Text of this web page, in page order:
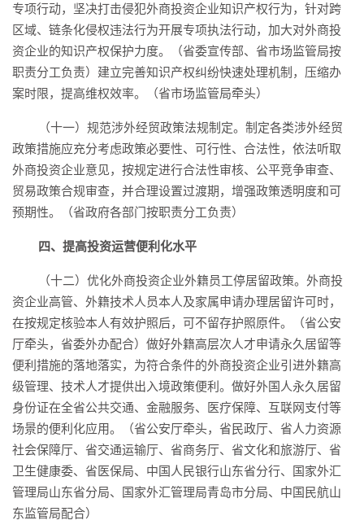
专项行动，坚决打击侵犯外商投资企业知识产权行为，针对跨
区域、链条化侵权违法行为开展专项执法行动，加大对外商投
资企业的知识产权保护力度。（省委宣传部、省市场监管局按
职责分工负责）建立完善知识产权纠纷快速处理机制，压缩办
案时限，提高维权效率。（省市场监管局牵头）
（十一）规范涉外经贸政策法规制定。制定各类涉外经贸
政策措施应充分考虑政策必要性、可行性、合法性，依法听取
外商投资企业意见，按规定进行合法性审核、公平竞争审查、
贸易政策合规审查，并合理设置过渡期，增强政策透明度和可
预期性。（省政府各部门按职责分工负责）
四、提高投资运营便利化水平
（十二）优化外商投资企业外籍员工停居留政策。外商投
资企业高管、外籍技术人员本人及家属申请办理居留许可时，
在按规定核验本人有效护照后，可不留存护照原件。（省公安
厅牵头，省委外办配合）做好外籍高层次人才申请永久居留等
便利措施的落地落实，为符合条件的外商投资企业引进外籍高
级管理、技术人才提供出入境政策便利。做好外国人永久居留
身份证在全省公共交通、金融服务、医疗保障、互联网支付等
场景的便利化应用。（省公安厅牵头，省民政厅、省人力资源
社会保障厅、省交通运输厅、省商务厅、省文化和旅游厅、省
卫生健康委、省医保局、中国人民银行山东省分行、国家外汇
管理局山东省分局、国家外汇管理局青岛市分局、中国民航山
东监管局配合）